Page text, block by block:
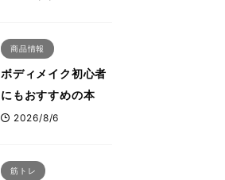
きくならない肩の鍛
え方」前編
商品情報
ボディメイク初心者
にもおすすめの本
『ボディメイクの筋
ニック』
2026/8/6
筋トレ